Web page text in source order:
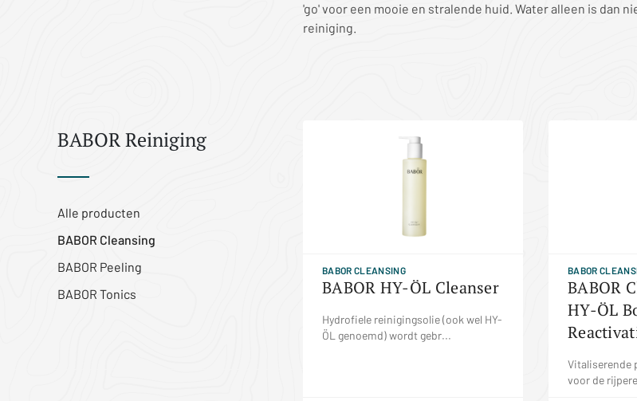
'go' voor een mooie en stralende huid. Water alleen is dan
reiniging.
BABOR Reiniging
Alle producten
BABOR Cleansing
BABOR Peeling
BABOR Tonics
BABOR CLEANSING
BABOR HY-ÖL Cleanser
Hydrofiele reinigingsolie (ook wel HY-
ÖL genoemd) wordt gebr...
BABOR
BABOR
HY-ÖL
Vitaliserende
voor de